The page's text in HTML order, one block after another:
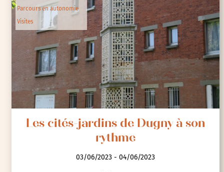
Parcours en autonomie
Visites
Les cités-jardins de Dugny à son
rythme
03/06/2023 - 04/06/2023